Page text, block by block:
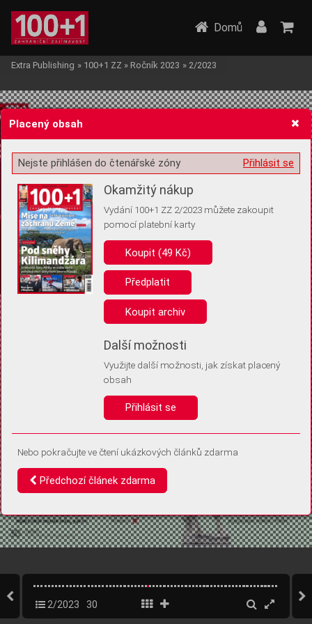
Žádost o souhlas s ukládáním volitelných informací
Pro základní fungování webu nepotřebujeme ukládat žádné informace
(tzv. cookies apod.). Rádi bychom vás ale požádali o souhlas s
uložením volitelných informací:
Anonymní unikátní ID
Díky němu příště poznáme, že se jedná o stejné zařízení, a
Identifikátor je zcela anonymní.
Vaše souhlasy a odmítnutí si ukládáme do vašeho zařízení, abychom se
vás už příště znovu neptali. Můžete je kdykoli později upravit ve Správě
Domů
Extra Publishing » 100+1 ZZ » Ročník 2023 » 2/2023
2/2023 30
Placený obsah
Přihlásit se
Nejste přihlášen do čtenářské zóny
Okamžitý nákup
Vydání 100+1 ZZ 2/2023 můžete zakoupit
pomocí platební karty
Koupit (49 Kč)
Předplatit
Koupit archiv
Další možnosti
Využijte další možnosti, jak získat placený
obsah
Přihlásit se
Nebo pokračujte ve čtení ukázkových článků zdarma
Předchozí článek zdarma